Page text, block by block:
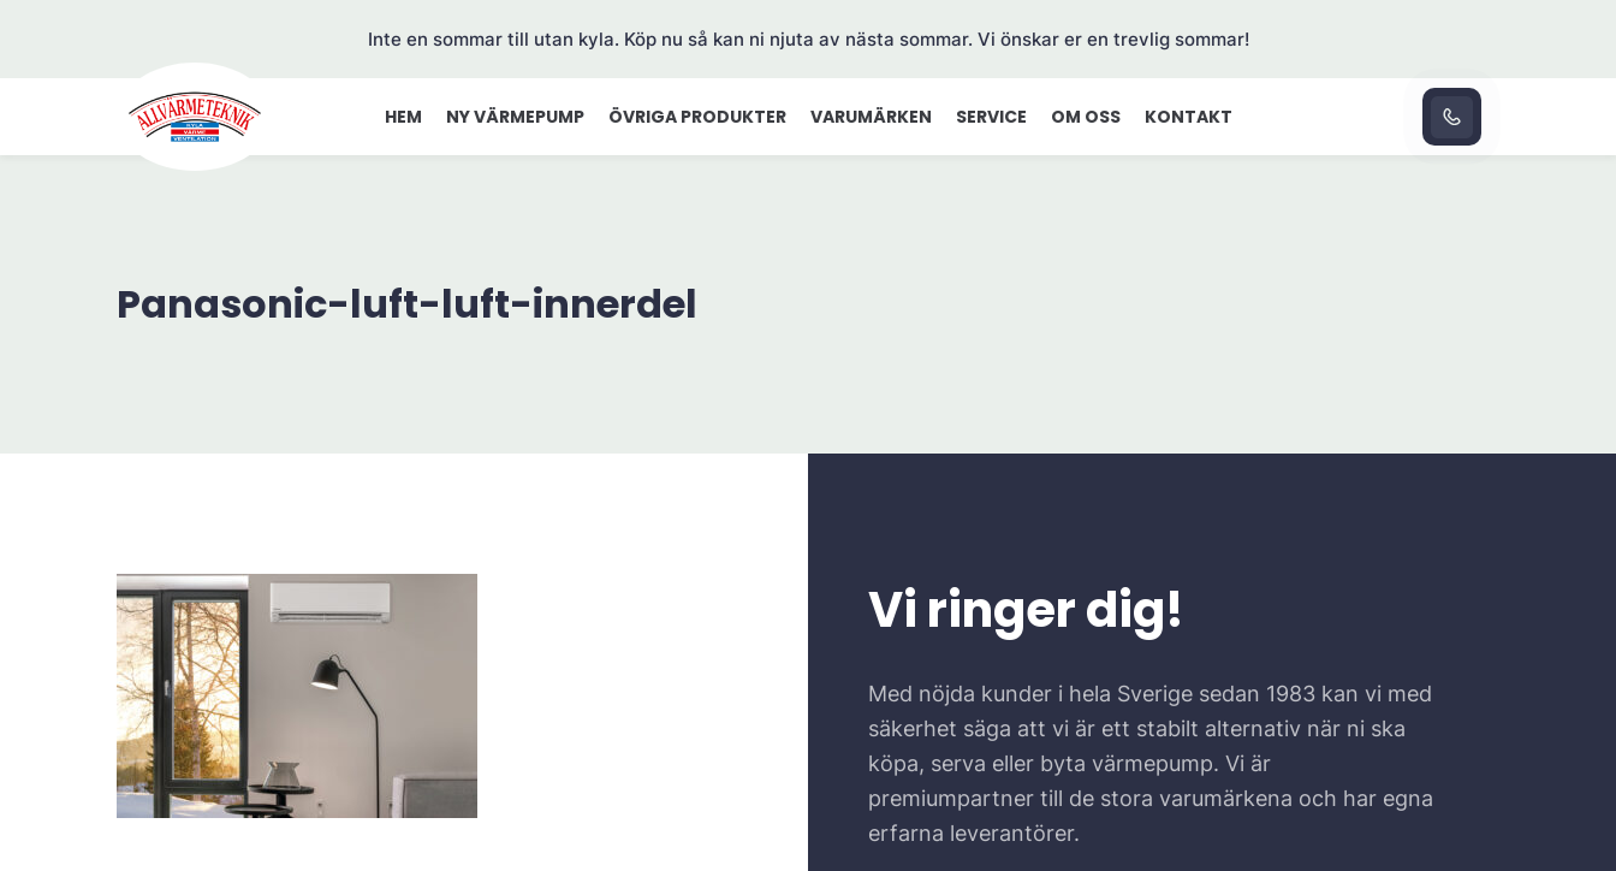
Inte en sommar till utan kyla. Köp nu så kan ni njuta av nästa sommar. Vi önskar er en trevlig sommar!
HEM NY VÄRMEPUMP ÖVRIGA PRODUKTER VARUMÄRKEN SERVICE OM OSS KONTAKT
Panasonic-luft-luft-innerdel
Vi ringer dig!
Med nöjda kunder i hela Sverige sedan 1983 kan vi med
säkerhet säga att vi är ett stabilt alternativ när ni ska
köpa, serva eller byta värmepump. Vi är
premiumpartner till de stora varumärkena och har egna
erfarna leverantörer.